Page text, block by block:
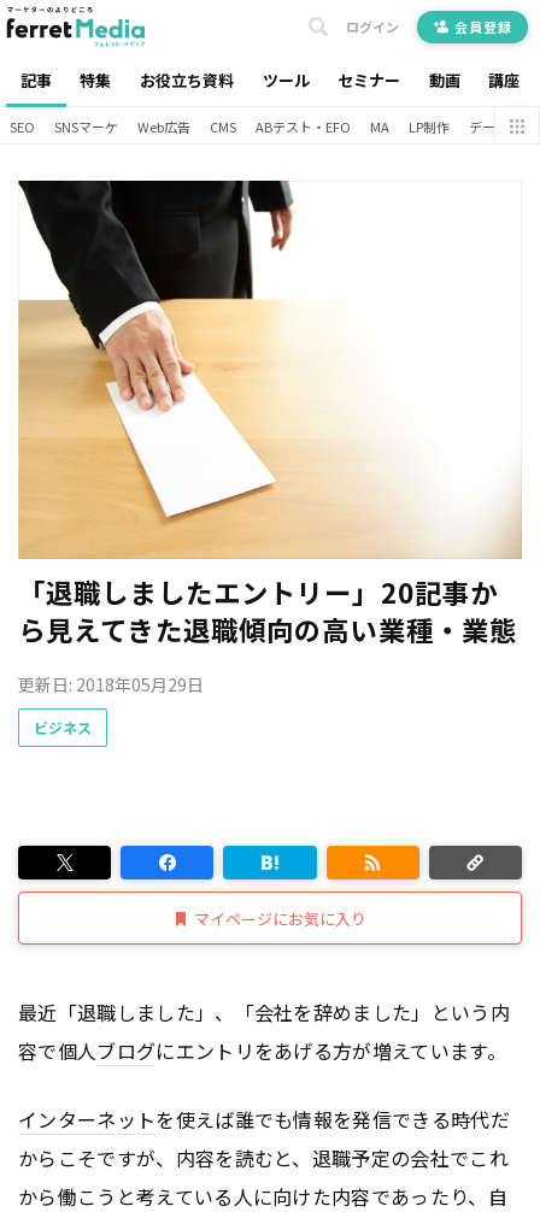
記事 特集 お役立ち資料 ツール セミナー 動画 講座
ログイン 会員登録
SEO SNSマーケ Web広告 CMS ABテスト・EFO MA LP制作 データ分析
「退職しましたエントリー」20記事か
ら見えてきた退職傾向の高い業種・業態
更新日: 2018年05月29日
ビジネス
マイページにお気に入り
最近「退職しました」、「会社を辞めました」という内
容で個人ブログにエントリをあげる方が増えています。
インターネットを使えば誰でも情報を発信できる時代だ
からこそですが、内容を読むと、退職予定の会社でこれ
から働こうと考えている人に向けた内容であったり、自